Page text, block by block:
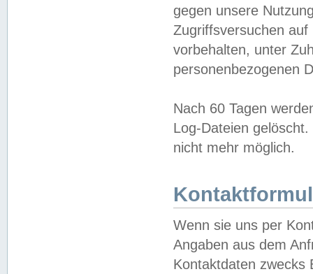
gegen unsere
Zugriffsversuchen
vorbehalten, unter
personenbezogenen
Nach 60 Tagen
Log-Dateien
nicht mehr möglich.
Wenn sie uns per
Angaben aus dem
Kontaktdaten zwecks